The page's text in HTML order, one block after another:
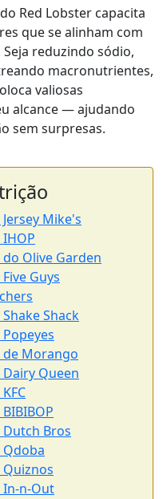
Red Lobster capacita
que se alinham com
reduzindo sódio,
macronutrientes,
valiosas
alcance — ajudando
sem surpresas.
Mike's
Olive Garden
Guys
Shack
de Morango
Queen
Bros
In-n-Out